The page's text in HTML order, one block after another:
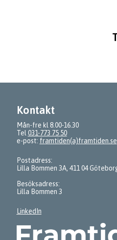
Kontakt
Mån-fre kl 8.00-16.30
Tel 031-773 75 50
e-post: framtiden(a)framtiden.se
Postadress:
Lilla Bommen 3A, 411 04
Besöksadress:
Lilla Bommen 3
LinkedIn